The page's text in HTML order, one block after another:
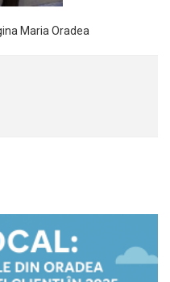
Maria Oradea